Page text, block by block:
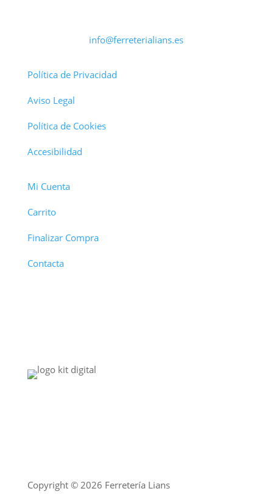
info@ferreterialians.es
Política de Privacidad
Aviso Legal
Política de Cookies
Accesibilidad
Mi Cuenta
Carrito
Finalizar Compra
Contacta
Copyright © 2026 Ferretería Lians